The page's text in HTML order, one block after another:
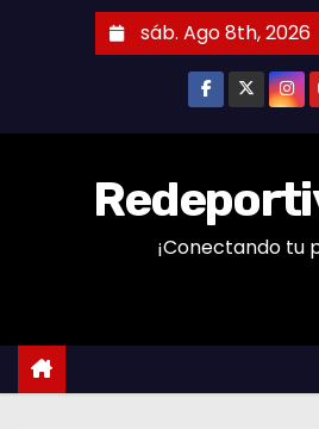
n
sáb. Ago 8th, 2026
¡Conectando tu